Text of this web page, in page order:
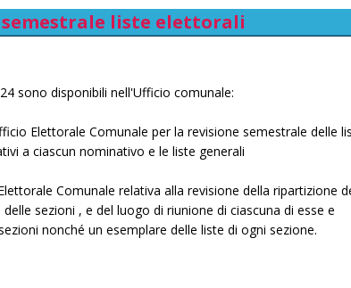
semestrale liste elettorali
sono disponibili nell'Ufficio comunale:
Elettorale Comunale per la revisione semestrale delle
a ciascun nominativo e le liste generali
Comunale relativa alla revisione della ripartizione
sezioni , e del luogo di riunione di ciascuna di esse e
nonché un esemplare delle liste di ogni sezione.